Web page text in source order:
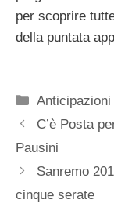
per scoprire
della puntata
Categorie
Anticipazioni
C’è Posta
Pausini
Sanremo
cinque serate